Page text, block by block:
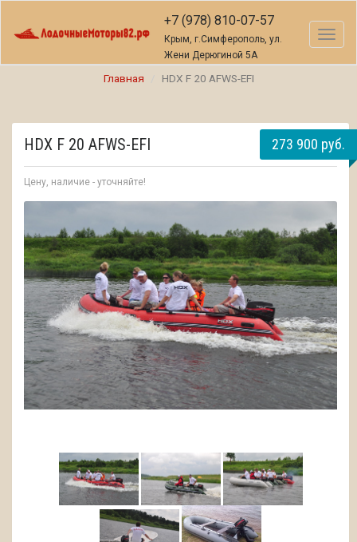
+7 (978) 810-07-57
Крым, г.Симферополь, ул.
Жени Дерюгиной 5А
Главная HDX F 20 AFWS-EFI
HDX F 20 AFWS-EFI
Цену, наличие - уточняйте!
273 900 руб.